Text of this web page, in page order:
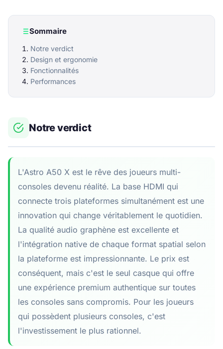
Sommaire
Notre verdict
Design et ergonomie
Fonctionnalités
Performances
Notre verdict
L'Astro A50 X est le rêve des joueurs multi-
consoles devenu réalité. La base HDMI qui
connecte trois plateformes simultanément est une
innovation qui change véritablement le quotidien.
La qualité audio graphène est excellente et
l'intégration native de chaque format spatial selon
la plateforme est impressionnante. Le prix est
conséquent, mais c'est le seul casque qui offre
une expérience premium authentique sur toutes
les consoles sans compromis. Pour les joueurs
qui possèdent plusieurs consoles, c'est
l'investissement le plus rationnel.